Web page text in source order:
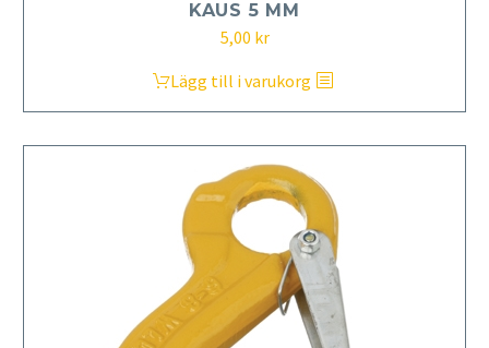
KAUS 5 MM
5,00 kr
Lägg till i varukorg